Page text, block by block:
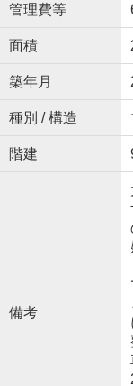
管理費等
面積
築年月
種別 / 構造
階建
備考